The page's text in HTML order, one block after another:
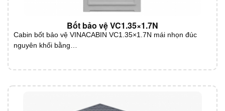
Bốt bảo vệ VC1.35×1.7N
Cabin bốt bảo vệ VINACABIN VC1.35×1.7N mái nhọn đúc
nguyên khối bằng…